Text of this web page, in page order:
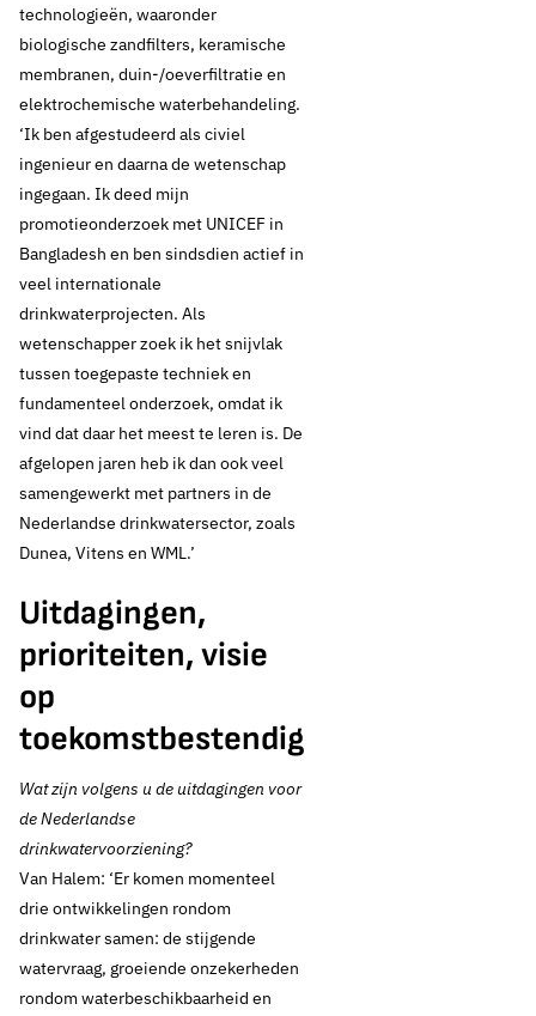
technologieën, waaronder
biologische zandfilters, keramische
membranen, duin-/oeverfiltratie en
elektrochemische waterbehandeling.
‘Ik ben afgestudeerd als civiel
ingenieur en daarna de wetenschap
ingegaan. Ik deed mijn
promotieonderzoek met UNICEF in
Bangladesh en ben sindsdien actief in
veel internationale
drinkwaterprojecten. Als
wetenschapper zoek ik het snijvlak
tussen toegepaste techniek en
fundamenteel onderzoek, omdat ik
vind dat daar het meest te leren is. De
afgelopen jaren heb ik dan ook veel
samengewerkt met partners in de
Nederlandse drinkwatersector, zoals
Dunea, Vitens en WML.’
Uitdagingen,
prioriteiten, visie
op
toekomstbestendig
Wat zijn volgens u de uitdagingen voor
de Nederlandse
drinkwatervoorziening?
Van Halem: ‘Er komen momenteel
drie ontwikkelingen rondom
drinkwater samen: de stijgende
watervraag, groeiende onzekerheden
rondom waterbeschikbaarheid en